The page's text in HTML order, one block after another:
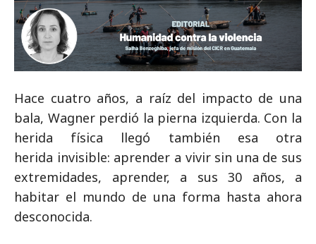
Hace cuatro años, a raíz del impacto de una
bala, Wagner perdió la pierna izquierda. Con la
herida física llegó también esa otra
herida invisible: aprender a vivir sin una de sus
extremidades, aprender, a sus 30 años, a
habitar el mundo de una forma hasta ahora
desconocida.